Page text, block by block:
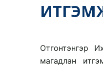
Отгонтэнгэр
магадлан